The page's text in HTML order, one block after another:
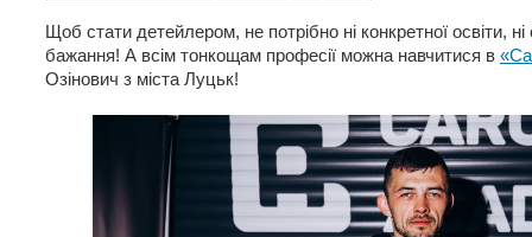
Щоб стати детейлером, не потрібно ні конкретної освіти,
бажання! А всім тонкощам професії можна навчитися в
Озінович з міста Луцьк!